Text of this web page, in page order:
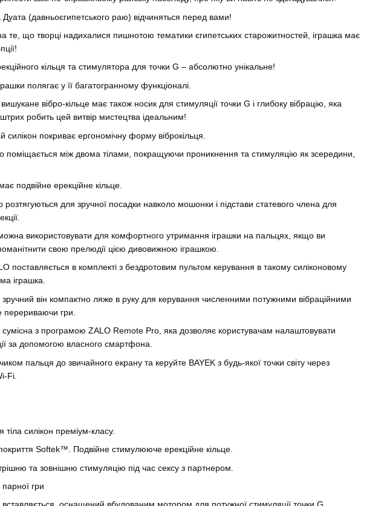
(давньоєгипетського раю) відчиняться перед вами!
те, що творці надихалися пишнотою тематики єгипетських старожитностей, іграшка має
кільця та стимулятора для точки G – абсолютно унікальне!
полягає у її багатогранному функціоналі.
вібро-кільце має також носик для стимуляції точки G і глибоку вібрацію, яка
штрих робить цей витвір мистецтва ідеальним!
силікон покриває ергономічну форму віброкільця.
поміщається між двома тілами, покращуючи проникнення та стимуляцію як зсередини,
подвійне ерекційне кільце.
розтягуються для зручної посадки навколо мошонки і підстави статевого члена для
використовувати для комфортного утримання іграшки на пальцях, якщо ви
свою прелюдії цією дивовижною іграшкою.
поставляється в комплекті з бездротовим пультом керування в такому силіконовому
іграшка.
він компактно ляже в руку для керування численними потужними вібраційними
перериваючи гри.
сумісна з програмою ZALO Remote Pro, яка дозволяє користувачам налаштовувати
за допомогою власного смартфона.
пальця до звичайного екрану та керуйте BAYEK з будь-якої точки світу через
Fi.
силікон преміум-класу.
Softek™. Подвійне стимулююче ерекційне кільце.
та зовнішню стимуляцію під час сексу з партнером.
гри